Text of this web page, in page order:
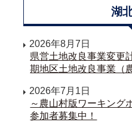
湖
2026年8月7日
県営土地改良事業変更
期地区土地改良事業（
2026年7月1日
～農山村版ワーキング
参加者募集中！